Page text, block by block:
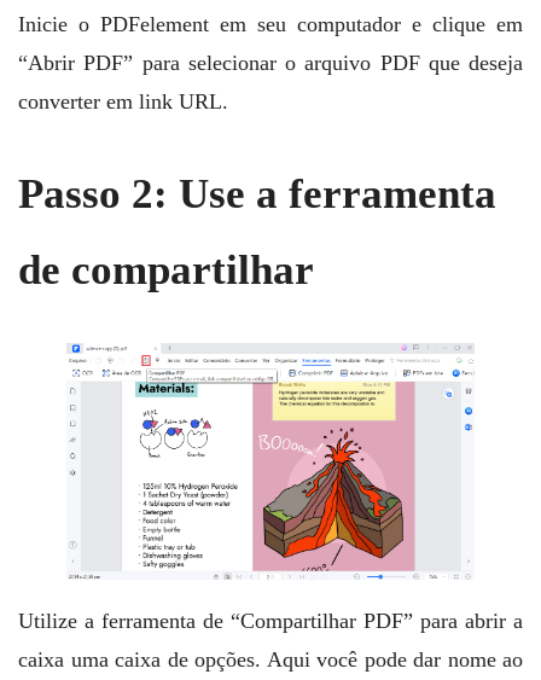
Inicie o PDFelement em seu computador e clique em
“Abrir PDF” para selecionar o arquivo PDF que deseja
converter em link URL.
Passo 2: Use a ferramenta
de compartilhar
Utilize a ferramenta de “Compartilhar PDF” para abrir a
caixa uma caixa de opções. Aqui você pode dar nome ao